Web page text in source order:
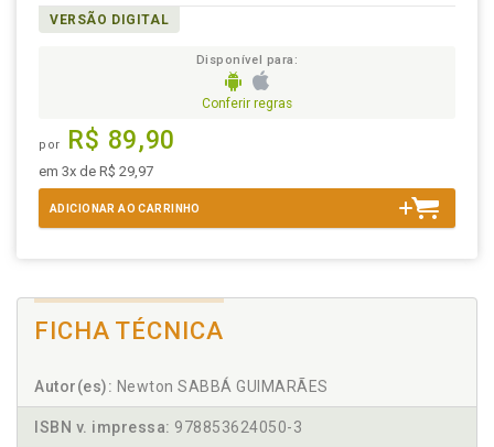
VERSÃO DIGITAL
Disponível para:
Conferir regras
por R$ 89,90
em 3x de R$ 29,97
ADICIONAR AO CARRINHO
FICHA TÉCNICA
Autor(es): Newton SABBÁ GUIMARÃES
ISBN v. impressa: 978853624050-3